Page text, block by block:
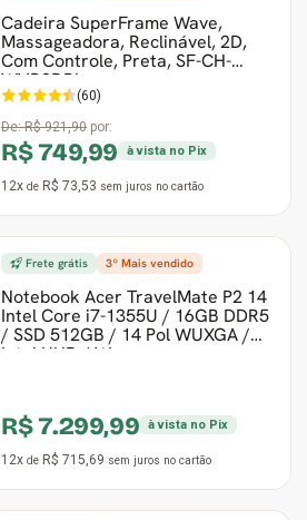
Cadeira SuperFrame Wave,
Massageadora, Reclinável, 2D,
Com Controle, Preta, SF-CH-
WVR2DBL
(60)
De:R$ 921,90 por:
R$ 749,99 à vista no Pix
12x de R$ 73,53 sem juros no cartão
Frete grátis 3º Mais vendido
Notebook Acer TravelMate P2 14
Intel Core i7-1355U / 16GB DDR5
/ SSD 512GB / 14 Pol WUXGA /
Intel UHD / W
R$ 7.299,99 à vista no Pix
12x de R$ 715,69 sem juros no cartão